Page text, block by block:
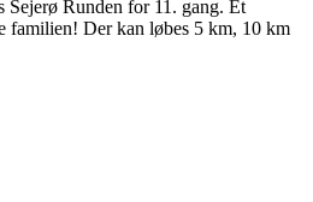
Sejerø Runden for 11. gang. Et
familien! Der kan løbes 5 km, 10 km